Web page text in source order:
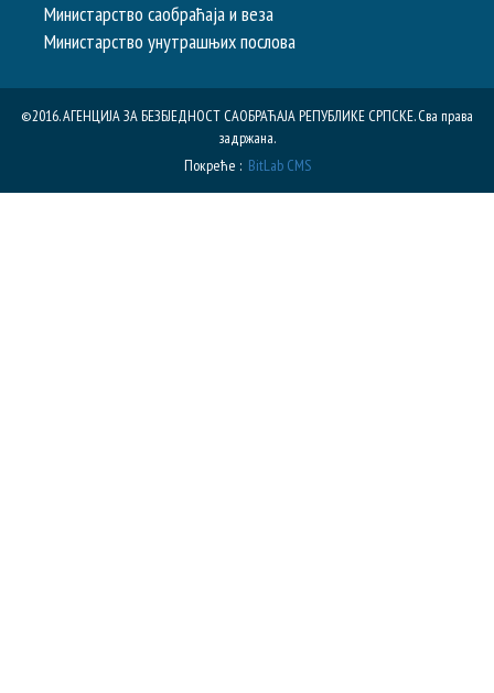
Министарство саобраћаја и веза
Министарство унутрашњих послова
©2016. АГЕНЦИЈА ЗА БЕЗБЈЕДНОСТ САОБРАЋАЈА РЕПУБЛИКE СРПСКЕ. Сва права
задржана.
Покреће : BitLab CMS